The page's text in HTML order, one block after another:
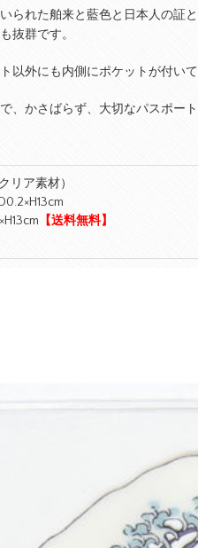
られた舶来と藍色と日本人の証
抜群です。
以外にも内側にポケットが付い
、かさばらず、大切なパスポー
リア素材）
【送料無料】